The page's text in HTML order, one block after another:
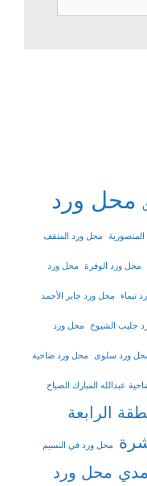
محل ورد
محل ورد المنقف
محل ورد الوفرة محل ورد
تيماء محل ورد جابر الأحمد
جليب الشيوخ محل ورد
ورد سلوى محل ورد ضاحية
عبدالله المبارك الصباح
الرابعة
محل ورد في النسيم
محل ورد